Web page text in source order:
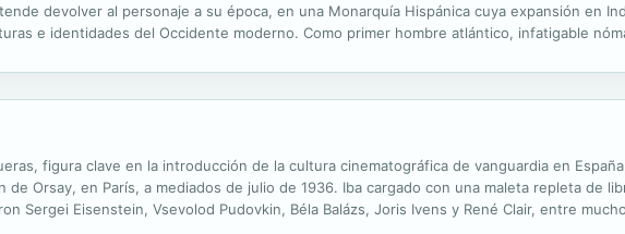
devolver al personaje a su época, en una Monarquía Hispánica cuya expansión en
e identidades del Occidente moderno. Como primer hombre atlántico, infatigable
figura clave en la introducción de la cultura cinematográfica de vanguardia en
de Orsay, en París, a mediados de julio de 1936. Iba cargado con una maleta repleta de
Sergei Eisenstein, Vsevolod Pudovkin, Béla Balázs, Joris Ivens y René Clair, entre